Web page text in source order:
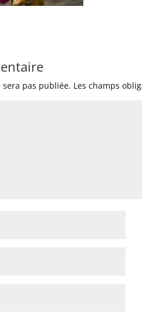
sera pas publiée. Les champs